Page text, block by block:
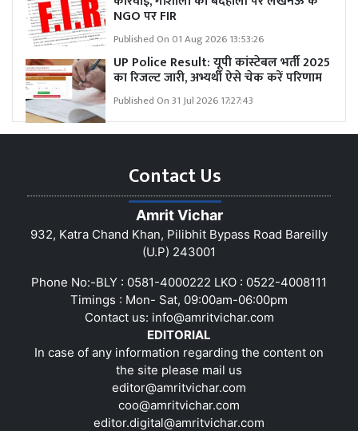
NGO पर FIR
Published On 01 Aug 2026 13:53:26
UP Police Result: यूपी कांस्टेबल भर्ती 2025
का रिजल्ट जारी, अभ्यर्थी ऐसे चेक करें परिणाम
Published On 31 Jul 2026 17:27:43
Contact Us
Amrit Vichar
932, Katra Chand Khan, Pilibhit Bypass Road Bareilly
(U.P) 243001
Phone No:-BLY : 0581-4000222 LKO : 0522-4008111
Timings : Mon- Sat, 09:00am-06:00pm
Contact us: info@amritvichar.com
EDITORIAL
In case of any information regarding the content on
the site please mail us
editor@amritvichar.com
coo@amritvichar.com
editor.digital@amritvichar.com